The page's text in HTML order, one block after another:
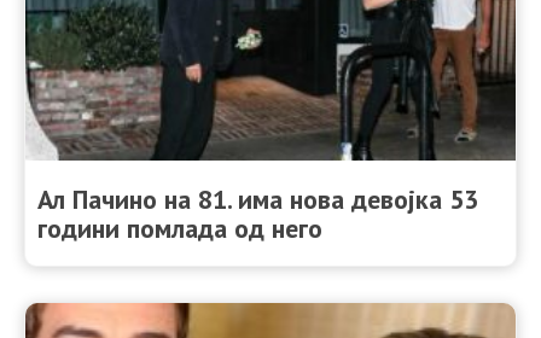
Ал Пачино на 81. има нова девојка 53
години помлада од него